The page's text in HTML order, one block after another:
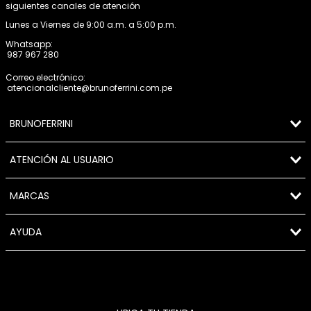
siguientes canales de atención
Lunes a Viernes de 9:00 a.m. a 5:00 p.m.
Whatsapp:
987 967 280
Correo electrónico:
atencionalcliente@brunoferrini.com.pe
BRUNOFERRINI
ATENCIÓN AL USUARIO
MARCAS
AYUDA